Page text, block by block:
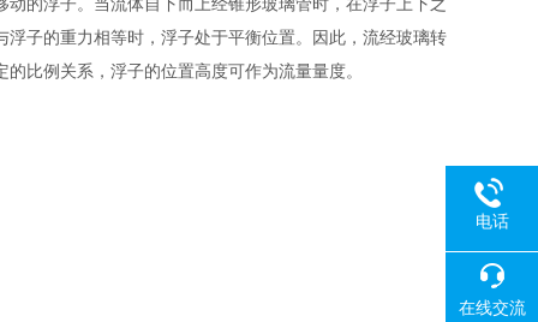
子的重力相等时，浮子处于平衡位置。因此，流经玻璃转
比例关系，浮子的位置高度可作为流量量度。
电话
在线交流